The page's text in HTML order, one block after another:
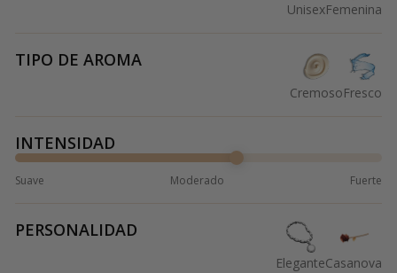
UnisexFemenina
TIPO DE AROMA
CremosoFresco
INTENSIDAD
Suave Moderado Fuerte
PERSONALIDAD
EleganteCasanova